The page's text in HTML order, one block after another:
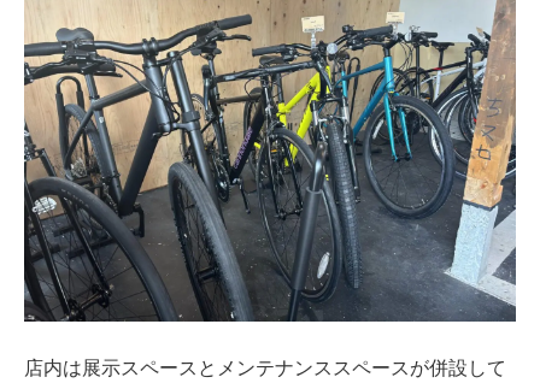
店内は展示スペースとメンテナンススペースが併設して